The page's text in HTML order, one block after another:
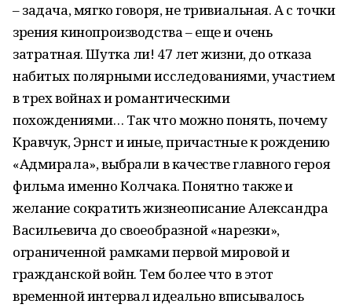
– задача, мягко говоря, не тривиальная. А с точки
зрения кинопроизводства – еще и очень
затратная. Шутка ли! 47 лет жизни, до отказа
набитых полярными исследованиями, участием
в трех войнах и романтическими
похождениями… Так что можно понять, почему
Кравчук, Эрнст и иные, причастные к рождению
«Адмирала», выбрали в качестве главного героя
фильма именно Колчака. Понятно также и
желание сократить жизнеописание Александра
Васильевича до своеобразной «нарезки»,
ограниченной рамками первой мировой и
гражданской войн. Тем более что в этот
временной интервал идеально вписывалось